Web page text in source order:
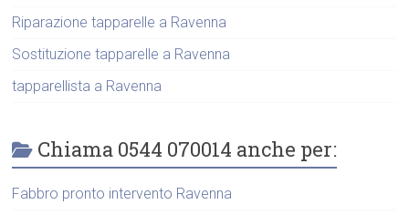
Riparazione tapparelle a Ravenna
Sostituzione tapparelle a Ravenna
tapparellista a Ravenna
Chiama 0544 070014 anche per:
Fabbro pronto intervento Ravenna